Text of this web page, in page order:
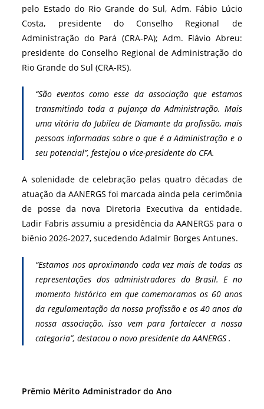
pelo Estado do Rio Grande do Sul, Adm. Fábio Lúcio
Costa, presidente do Conselho Regional de
Administração do Pará (CRA-PA); Adm. Flávio Abreu:
presidente do Conselho Regional de Administração do
Rio Grande do Sul (CRA-RS).
“São eventos como esse da associação que estamos
transmitindo toda a pujança da Administração. Mais
uma vitória do Jubileu de Diamante da profissão, mais
pessoas informadas sobre o que é a Administração e o
seu potencial”, festejou o vice-presidente do CFA.
A solenidade de celebração pelas quatro décadas de
atuação da AANERGS foi marcada ainda pela cerimônia
de posse da nova Diretoria Executiva da entidade.
Ladir Fabris assumiu a presidência da AANERGS para o
biênio 2026-2027, sucedendo Adalmir Borges Antunes.
“Estamos nos aproximando cada vez mais de todas as
representações dos administradores do Brasil. E no
momento histórico em que comemoramos os 60 anos
da regulamentação da nossa profissão e os 40 anos da
nossa associação, isso vem para fortalecer a nossa
categoria”, destacou o novo presidente da AANERGS .
Prêmio Mérito Administrador do Ano